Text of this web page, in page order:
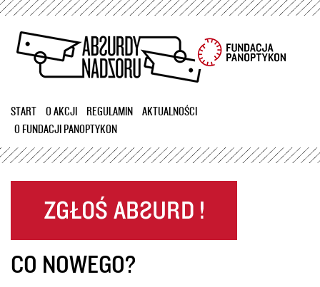
Przejdź
treści
START O AKCJI REGULAMIN
AKTUALNOŚCI
O FUNDACJI PANOPTYKON
CO NOWEGO?